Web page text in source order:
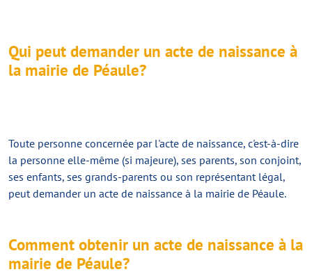
Qui peut demander un acte de naissance à
la mairie de Péaule?
Toute personne concernée par l'acte de naissance, c'est-à-dire
la personne elle-même (si majeure), ses parents, son conjoint,
ses enfants, ses grands-parents ou son représentant légal,
peut demander un acte de naissance à la mairie de Péaule.
Comment obtenir un acte de naissance à la
mairie de Péaule?